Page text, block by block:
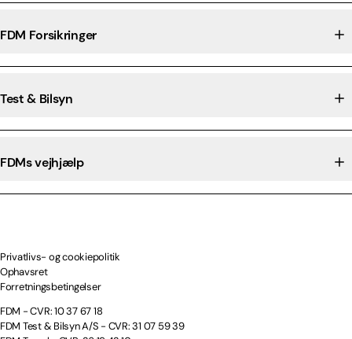
FDM Forsikringer
Test & Bilsyn
FDMs vejhjælp
Privatlivs- og cookiepolitik
Ophavsret
Forretningsbetingelser
FDM - CVR: 10 37 67 18
FDM Test & Bilsyn A/S - CVR: 31 07 59 39